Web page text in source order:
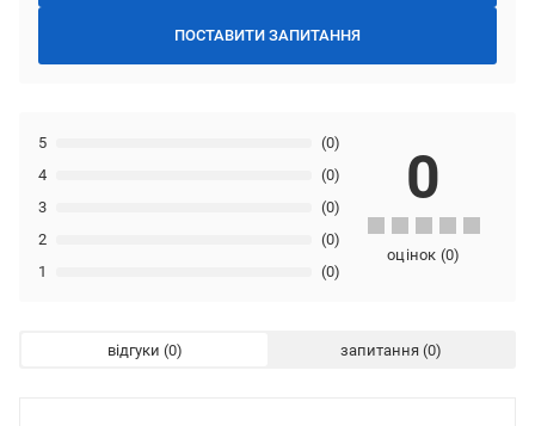
ПОСТАВИТИ ЗАПИТАННЯ
1 (0)
2 (0)
3 (0)
4 (0)
5 (0)
0
оцінок (0)
відгуки запитання